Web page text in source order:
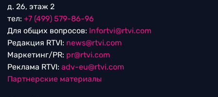
д. 26, этаж 2
тел: +7 (499) 579-86-96
Для общих вопросов: Infortvi@rtvi.com
Редакция RTVI: news@rtvi.com
Маркетинг/PR: pr@rtvi.com
Реклама RTVI: adv-eu@rtvi.com
Партнерские материалы